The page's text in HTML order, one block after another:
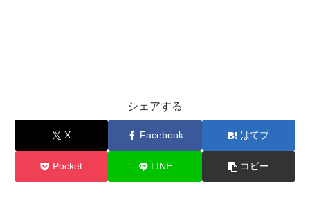
シェアする
X Facebook はてブ
Pocket LINE コピー